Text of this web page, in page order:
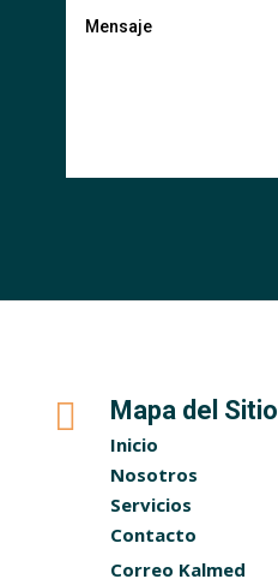
 Mapa del Sitio
Inicio
Nosotros
Servicios
Contacto
Correo Kalmed